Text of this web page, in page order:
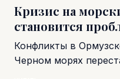
Кризис на
становится
Конфликты в
Черном морях